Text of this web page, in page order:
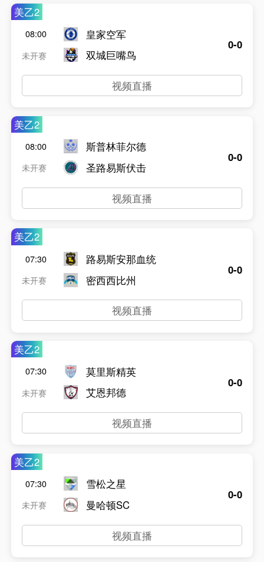
美乙2
08:00
未开赛
皇家空军
双城巨嘴鸟
0-0
视频直播
美乙2
08:00
未开赛
斯普林菲尔德
圣路易斯伏击
0-0
视频直播
美乙2
07:30
未开赛
路易斯安那血统
密西西比州
0-0
视频直播
美乙2
07:30
未开赛
莫里斯精英
艾恩邦德
0-0
视频直播
美乙2
07:30
未开赛
雪松之星
曼哈顿SC
0-0
视频直播